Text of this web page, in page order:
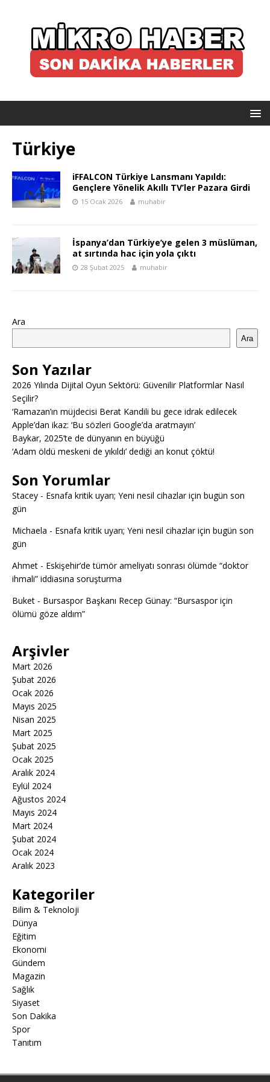
Türkiye
iFFALCON Türkiye Lansmanı Yapıldı:
Gençlere Yönelik Akıllı TV’ler Pazara Girdi
15 Ocak 2026 muhabir
İspanya’dan Türkiye’ye gelen 3 müslüman,
at sırtında hac için yola çıktı
28 Şubat 2025 muhabir
Ara
Ara
Son Yazılar
2026 Yılında Dijital Oyun Sektörü: Güvenilir Platformlar Nasıl
Seçilir?
‘Ramazan’ın müjdecisi Berat Kandili bu gece idrak edilecek
Apple’dan ikaz: ‘Bu sözleri Google’da aratmayın’
Baykar, 2025’te de dünyanın en büyüğü
‘Adam öldü meskeni de yıkıldı’ dediği an konut çöktü!
Son Yorumlar
Stacey - Esnafa kritik uyarı; Yeni nesil cihazlar için bugün son
gün
Michaela - Esnafa kritik uyarı; Yeni nesil cihazlar için bugün son
gün
Ahmet - Eskişehir’de tümör ameliyatı sonrası ölümde “doktor
ihmali” iddiasına soruşturma
Buket - Bursaspor Başkanı Recep Günay: “Bursaspor için
ölümü göze aldım”
Arşivler
Mart 2026
Şubat 2026
Ocak 2026
Mayıs 2025
Nisan 2025
Mart 2025
Şubat 2025
Ocak 2025
Aralık 2024
Eylül 2024
Ağustos 2024
Mayıs 2024
Mart 2024
Şubat 2024
Ocak 2024
Aralık 2023
Kategoriler
Bilim & Teknoloji
Dünya
Eğitim
Ekonomi
Gündem
Magazin
Sağlık
Siyaset
Son Dakika
Spor
Tanıtım